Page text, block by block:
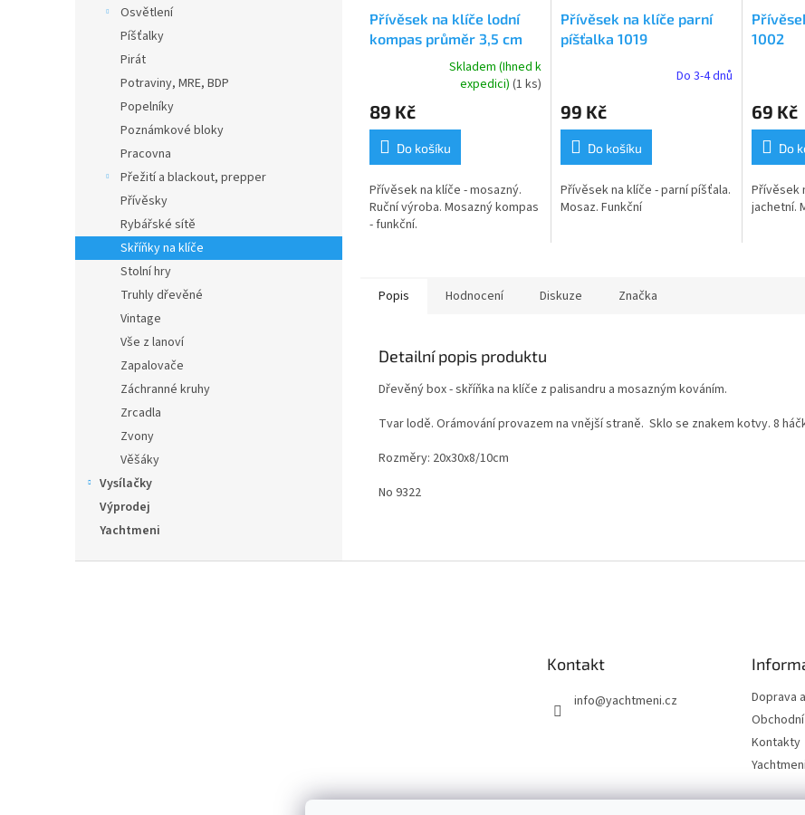
Osvětlení
Píšťalky
Pirát
Potraviny, MRE, BDP
Popelníky
Poznámkové bloky
Pracovna
Přežití a blackout, prepper
Přívěsky
Rybářské sítě
Skříňky na klíče
Stolní hry
Truhly dřevěné
Vintage
Vše z lanoví
Zapalovače
Záchranné kruhy
Zrcadla
Zvony
Věšáky
Vysílačky
Výprodej
Yachtmeni
Přívěsek na klíče lodní
kompas průměr 3,5 cm
produktu
je
4,0
z
5
hvězdiček.
Skladem (Ihned k
expedici) (1 ks)
89 Kč
Do košíku
Přívěsek na klíče - mosazný.
Ruční výroba. Mosazný kompas
- funkční.
Přívěsek na klíče parní
píšťalka 1019
Do 3-4 dnů
99 Kč
Do košíku
Přívěsek na klíče - parní píšťala.
Mosaz. Funkční
1002
69 Kč
Do
Přívěsek
jachetní.
Popis Hodnocení Diskuze Značka
Detailní popis produktu
Dřevěný box - skříňka na klíče z palisandru a mosazným kováním.
Tvar lodě. Orámování provazem na vnější straně. Sklo se znakem kotvy. 8
Rozměry: 20x30x8/10cm
No 9322
Kontakt
info@yachtmeni.cz
Doprava
Kontakty
Yachtmeni